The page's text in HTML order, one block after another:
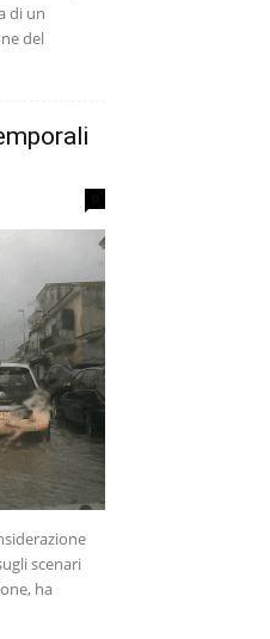
di un
del
scenari
ha